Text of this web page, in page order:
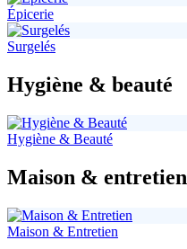
Épicerie
Surgelés
Hygiène & beauté
Hygiène & Beauté
Maison & entretien
Maison & Entretien